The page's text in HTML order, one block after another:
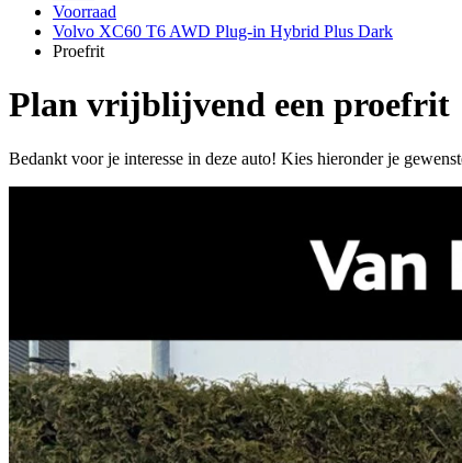
Voorraad
Volvo XC60 T6 AWD Plug-in Hybrid Plus Dark
Proefrit
Plan vrijblijvend een proefrit
Bedankt voor je interesse in deze auto! Kies hieronder je